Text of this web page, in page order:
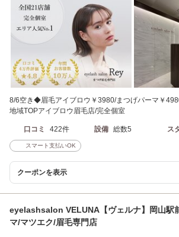
8/6空き◆眉毛アイブロウ￥3980/まつげパーマ￥
地域TOPアイブロウ眉毛店/完全個室
口コミ 422件 設備 総数5 ス
スマート支払いOK
クーポンを表示
eyelashsalon VELUNA【ヴェルナ】岡山駅
マ/マツエク/眉毛専門店